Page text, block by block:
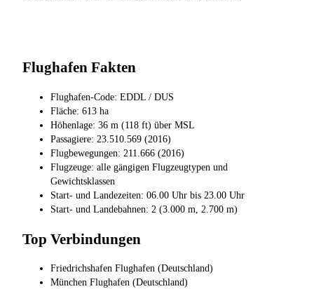
Flughafen Fakten
Flughafen-Code: EDDL / DUS
Fläche: 613 ha
Höhenlage: 36 m (118 ft) über MSL
Passagiere: 23.510.569 (2016)
Flugbewegungen: 211.666 (2016)
Flugzeuge: alle gängigen Flugzeugtypen und
Gewichtsklassen
Start- und Landezeiten: 06.00 Uhr bis 23.00 Uhr
Start- und Landebahnen: 2 (3.000 m, 2.700 m)
Top Verbindungen
Friedrichshafen Flughafen (Deutschland)
München Flughafen (Deutschland)